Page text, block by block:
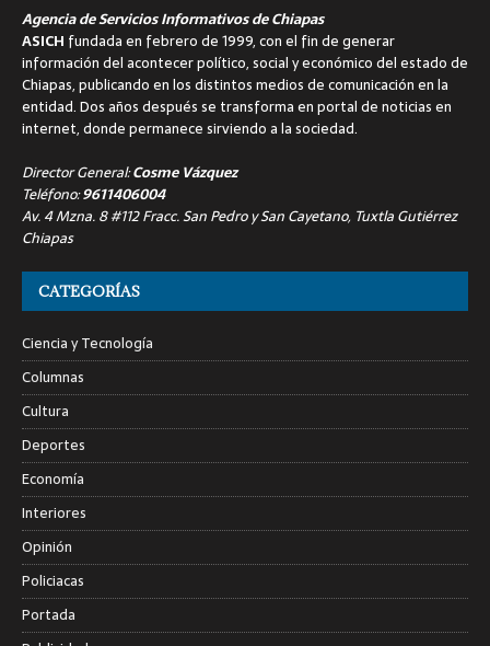
Agencia de Servicios Informativos de Chiapas
ASICH fundada en febrero de 1999, con el fin de generar
información del acontecer político, social y económico del estado de
Chiapas, publicando en los distintos medios de comunicación en la
entidad. Dos años después se transforma en portal de noticias en
internet, donde permanece sirviendo a la sociedad.
Director General:Cosme Vázquez
Teléfono:9611406004
Av. 4 Mzna. 8 #112 Fracc. San Pedro y San Cayetano, Tuxtla Gutiérrez
Chiapas
CATEGORÍAS
Ciencia y Tecnología
Columnas
Cultura
Deportes
Economía
Interiores
Opinión
Policiacas
Portada